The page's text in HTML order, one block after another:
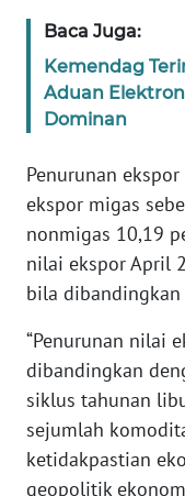
Baca Juga:
Kemendag
Aduan
Dominan
Penurunan
ekspor migas
nonmigas 10,19
nilai ekspor April
bila dibandingkan
“Penurunan nilai
dibandingkan
siklus tahunan
sejumlah
ketidakpastian
geopolitik
NTT
WN
KEPRI
WN
PAPUA
WN
PAPUA
WN
RIAU
WN
SERAMBI